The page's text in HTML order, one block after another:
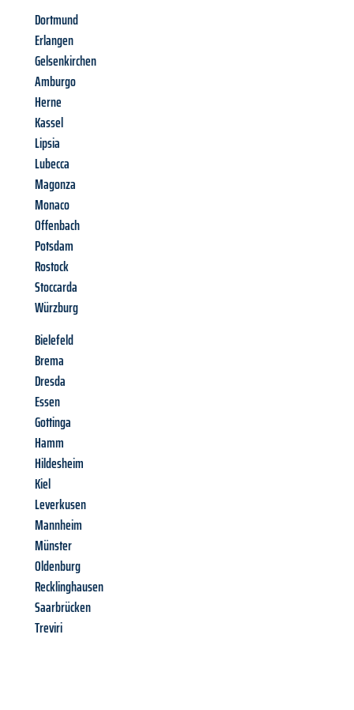
Dortmund
Erlangen
Gelsenkirchen
Amburgo
Herne
Kassel
Lipsia
Lubecca
Magonza
Monaco
Offenbach
Potsdam
Rostock
Stoccarda
Würzburg
Bielefeld
Brema
Dresda
Essen
Gottinga
Hamm
Hildesheim
Kiel
Leverkusen
Mannheim
Münster
Oldenburg
Recklinghausen
Saarbrücken
Treviri